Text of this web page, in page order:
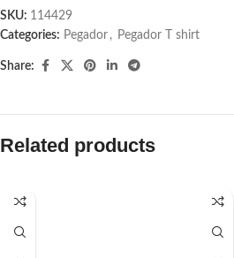
SKU: 114429
Categories: Pegador​ , Pegador T shirt​
Share:
Related products